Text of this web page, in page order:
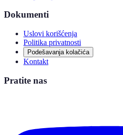
Dokumenti
Uslovi korišćenja
Politika privatnosti
Podešavanja kolačića
Kontakt
Pratite nas